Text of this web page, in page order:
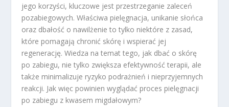
jego korzyści, kluczowe jest przestrzeganie zaleceń
pozabiegowych. Właściwa pielęgnacja, unikanie słońca
oraz dbałość o nawilżenie to tylko niektóre z zasad,
które pomagają chronić skórę i wspierać jej
regenerację. Wiedza na temat tego, jak dbać o skórę
po zabiegu, nie tylko zwiększa efektywność terapii, ale
także minimalizuje ryzyko podrażnień i nieprzyjemnych
reakcji. Jak więc powinien wyglądać proces pielęgnacji
po zabiegu z kwasem migdałowym?